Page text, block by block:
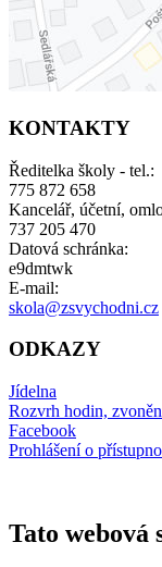
KONTAKTY
Ředitelka školy - tel.:
775 872 658
Kancelář, účetní,
737 205 470
Datová schránka:
e9dmtwk
E-mail:
skola@zsvychodni.cz
ODKAZY
Jídelna
Rozvrh hodin,
Facebook
Prohlášení o
Tato webová